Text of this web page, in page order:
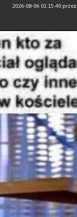
2026-08-06 01:15:40przez